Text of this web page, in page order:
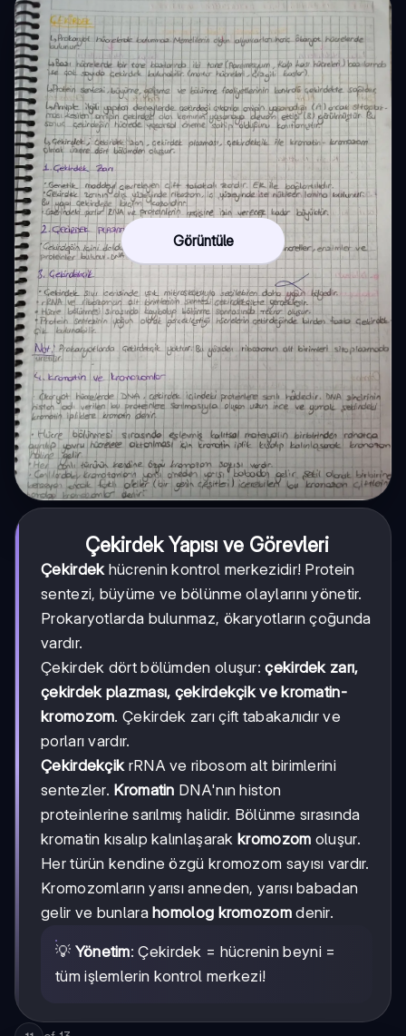
Görüntüle
Çekirdek Yapısı ve Görevleri
Çekirdekhücrenin kontrol merkezidir! Protein
sentezi, büyüme ve bölünme olaylarını yönetir.
Prokaryotlarda bulunmaz, ökaryotların çoğunda
vardır.
Çekirdek dört bölümden oluşur:çekirdek zarı,
çekirdek plazması, çekirdekçik ve kromatin-
kromozom. Çekirdek zarı çift tabakалıdır ve
porları vardır.
ÇekirdekçikrRNA ve ribosom alt birimlerini
sentezler. Kromatin DNA'nın histon
proteinlerine sarılmış halidir. Bölünme sırasında
kromatin kısalıp kalınlaşarak kromozom oluşur.
Her türün kendine özgü kromozom sayısı vardır.
Kromozomların yarısı anneden, yarısı babadan
gelir ve bunlara homolog kromozomdenir.
💡 Yönetim: Çekirdek = hücrenin beyni =
tüm işlemlerin kontrol merkezi!